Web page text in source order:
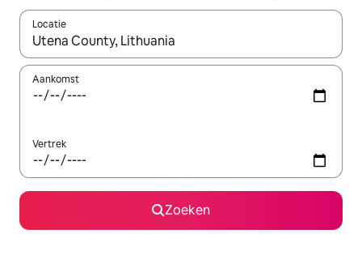
Locatie
Wanneer er resultaten beschikbaar zijn, maak je een keuze
Aankomst
Vertrek
Zoeken